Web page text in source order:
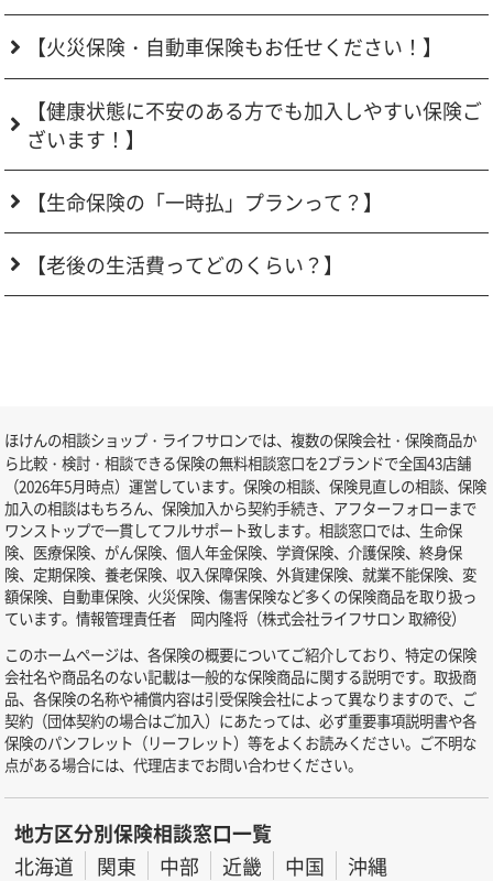
【火災保険・自動車保険もお任せください！】
【健康状態に不安のある方でも加入しやすい保険ご
ざいます！】
【生命保険の「一時払」プランって？】
【老後の生活費ってどのくらい？】
ほけんの相談ショップ・ライフサロンでは、複数の保険会社・保険商品か
ら比較・検討・相談できる保険の無料相談窓口を2ブランドで全国43店舗
（2026年5月時点）運営しています。保険の相談、保険見直しの相談、保険
加入の相談はもちろん、保険加入から契約手続き、アフターフォローまで
ワンストップで一貫してフルサポート致します。相談窓口では、生命保
険、医療保険、がん保険、個人年金保険、学資保険、介護保険、終身保
険、定期保険、養老保険、収入保障保険、外貨建保険、就業不能保険、変
額保険、自動車保険、火災保険、傷害保険など多くの保険商品を取り扱っ
ています。情報管理責任者 岡内隆将（株式会社ライフサロン 取締役）
このホームページは、各保険の概要についてご紹介しており、特定の保険
会社名や商品名のない記載は一般的な保険商品に関する説明です。取扱商
品、各保険の名称や補償内容は引受保険会社によって異なりますので、ご
契約（団体契約の場合はご加入）にあたっては、必ず重要事項説明書や各
保険のパンフレット（リーフレット）等をよくお読みください。ご不明な
点がある場合には、代理店までお問い合わせください。
地方区分別保険相談窓口一覧
北海道
関東 中部 近畿 中国
沖縄